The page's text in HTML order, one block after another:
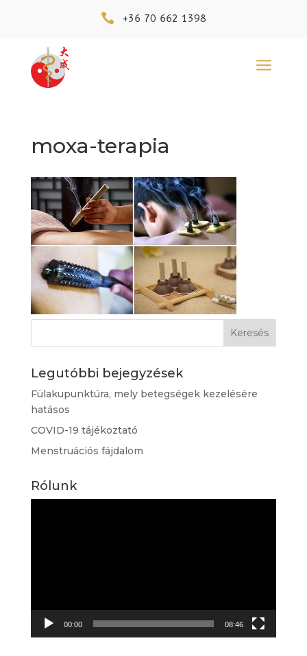
 +36 70 662 1398
a
moxa-terapia
Legutóbbi bejegyzések
Fülakupunktúra, mely betegségek kezelésére
hatásos
COVID-19 tájékoztató
Menstruációs fájdalom
Rólunk
00:00 08:46